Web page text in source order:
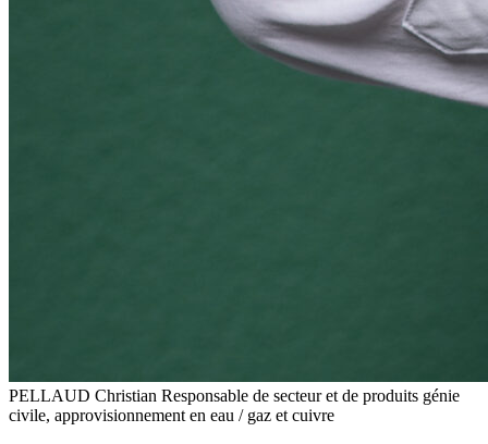
PELLAUD Christian Responsable de secteur et de produits génie
civile, approvisionnement en eau / gaz et cuivre